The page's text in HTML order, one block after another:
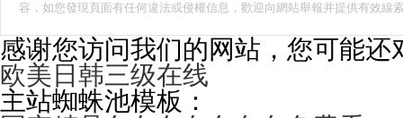
容，如您發現頁面有任何違法或侵權信息，歡迎向網站舉報并提供有效線
感谢您访问我们的网站，您可能还
欧美日韩三级在线
主站蜘蛛池模板：